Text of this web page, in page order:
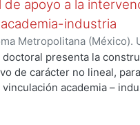
nivel de integración.
apoyo a la
industria
Metropolitana (México).
, 2014-03-24)
presenta la
de carácter no lineal,
academia –
enfoque de Sistemas